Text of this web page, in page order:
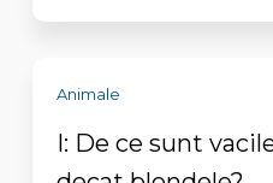
Animale
I: De ce sunt